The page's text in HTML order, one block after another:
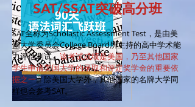
SAT/SSAT突破高分班
SAT全称为Scholastic Assessment Test，是由美
国大学委员会College Board所主持的高中学术能
力评估测试。该考试成绩是美国，乃至其他国家
学生申请美国大学的录取和评定奖学金的重要依
据之一。除美国大学外，其他国家的名牌大学同
样也会参考SAT。